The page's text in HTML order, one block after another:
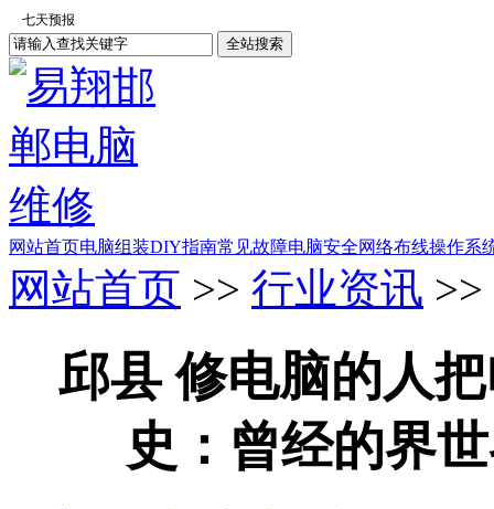
网站首页电脑组装DIY指南常见故障电脑安全网络布线操作系
网站首页 >> 行业资讯
邱县 修电脑的人
史：曾经的界